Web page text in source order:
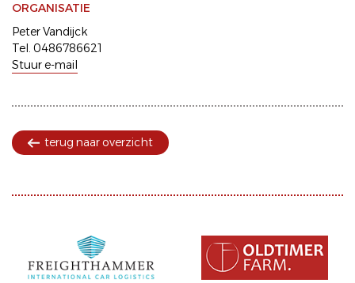
ORGANISATIE
Peter Vandijck
Tel. 0486786621
Stuur e-mail
terug naar overzicht